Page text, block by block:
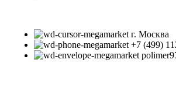
г. Москва
+7 (499)